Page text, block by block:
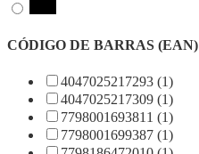
CÓDIGO DE BARRAS (EAN)
4047025217293 (1)
4047025217309 (1)
7798001693811 (1)
7798001699387 (1)